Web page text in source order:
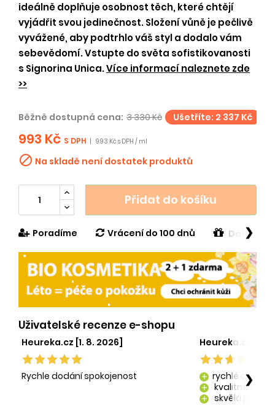
ideálně doplňuje osobnost těch, které chtějí
vyjádřit svou jedinečnost. Složení vůně je pečlivě
vyvážené, aby podtrhlo váš styl a dodalo vám
sebevědomí. Vstupte do světa sofistikovanosti
s Signorina Unica.Více informací naleznete zde
>>
Běžně dostupná cena: 3 330 Kč Ušetříte: 2 337 Kč
993 Kč S DPH 9.93 Kč s DPH / ml
 Na skladě není dostatek produktů
Přidat do košíku
Poradíme Vrácení do 100 dnů Dárek v
❯
Uživatelské recenze e-shopu
Heureka.cz [1. 8. 2026]
Rychle dodání spokojenost
Heureka.cz [29.
add rychlé dodání
add kvalitně
add skvělá péče o
❯